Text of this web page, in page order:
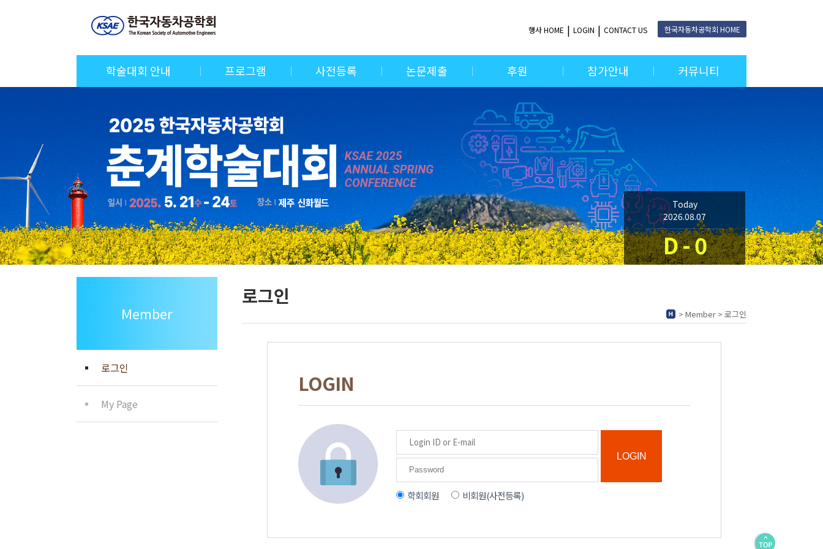
학술대회 안내 프로그램 사전등록 논문제출 후원 참가안내 커뮤니티
행사 HOME LOGIN CONTACT US 한국자동차공학회 HOME
Today
2026.08.07
D - 0
로그인
> Member > 로그인
Member
로그인
My Page
LOGIN
학회회원 비회원(사전등록)